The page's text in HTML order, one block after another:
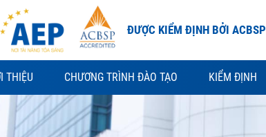
ĐƯỢC KIỂM ĐỊNH BỞI ACBSP
THIỆU CHƯƠNG TRÌNH ĐÀO TẠO KIỂM ĐỊNH